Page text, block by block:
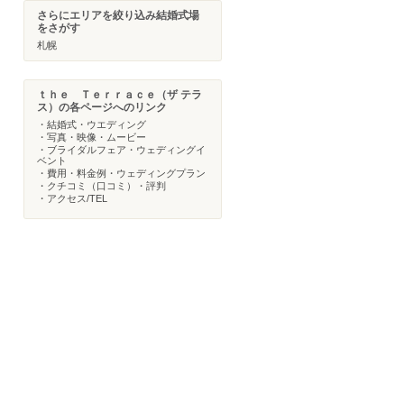
さらにエリアを絞り込み結婚式場
をさがす
札幌
ｔｈｅ Ｔｅｒｒａｃｅ（ザ テラ
ス）の各ページへのリンク
・結婚式・ウエディング
・写真・映像・ムービー
・ブライダルフェア・ウェディングイ
ベント
・費用・料金例・ウェディングプラン
・クチコミ（口コミ）・評判
・アクセス/TEL